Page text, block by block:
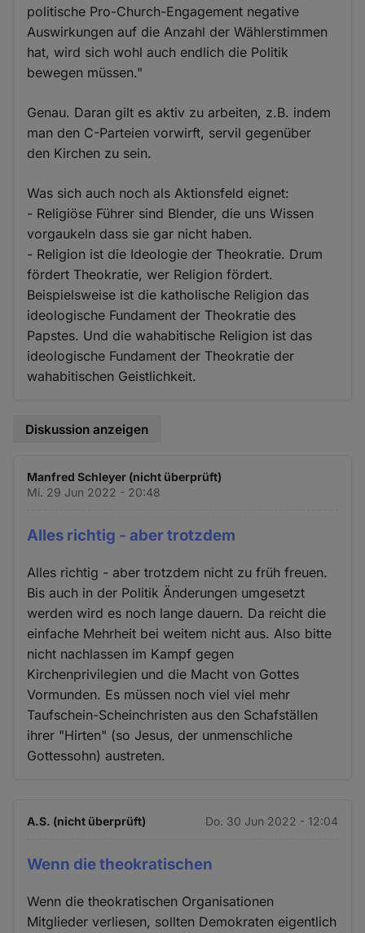
politische Pro-Church-Engagement negative
Auswirkungen auf die Anzahl der Wählerstimmen
hat, wird sich wohl auch endlich die Politik
bewegen müssen."
Genau. Daran gilt es aktiv zu arbeiten, z.B. indem
man den C-Parteien vorwirft, servil gegenüber
den Kirchen zu sein.
Was sich auch noch als Aktionsfeld eignet:
- Religiöse Führer sind Blender, die uns Wissen
vorgaukeln dass sie gar nicht haben.
- Religion ist die Ideologie der Theokratie. Drum
fördert Theokratie, wer Religion fördert.
Beispielsweise ist die katholische Religion das
ideologische Fundament der Theokratie des
Papstes. Und die wahabitische Religion ist das
ideologische Fundament der Theokratie der
wahabitischen Geistlichkeit.
Diskussion anzeigen
Manfred Schleyer (nicht überprüft)
Mi. 29 Jun 2022 - 20:48
Alles richtig - aber trotzdem
Alles richtig - aber trotzdem nicht zu früh freuen.
Bis auch in der Politik Änderungen umgesetzt
werden wird es noch lange dauern. Da reicht die
einfache Mehrheit bei weitem nicht aus. Also bitte
nicht nachlassen im Kampf gegen
Kirchenprivilegien und die Macht von Gottes
Vormunden. Es müssen noch viel viel mehr
Taufschein-Scheinchristen aus den Schafställen
ihrer "Hirten" (so Jesus, der unmenschliche
Gottessohn) austreten.
A.S. (nicht überprüft) Do. 30 Jun 2022 - 12:04
Wenn die theokratischen
Wenn die theokratischen Organisationen
Mitglieder verliesen, sollten Demokraten eigentlich